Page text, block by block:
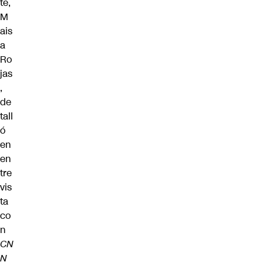
M
ais
a
Ro
jas
,
de
tall
ó
en
en
tre
vis
ta
co
n
CN
N